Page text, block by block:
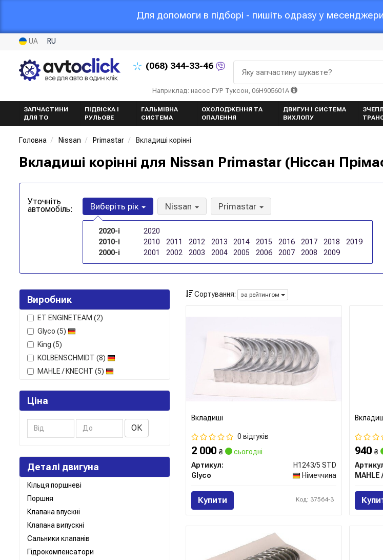
Для допомоги в підборі - пишіть одразу у
UA RU
(068) 344-33-46
Яку запчастину шукаєте?
Наприклад: насос ГУР Туксон, 06H905601A
ЗАПЧАСТИНИ
ДЛЯ ТО
ПІДВІСКА І
РУЛЬОВЕ
ГАЛЬМІВНА
СИСТЕМА
ОХОЛОДЖЕННЯ ТА
ОПАЛЕННЯ
ДВИГУН І СИСТЕМА
ВИХЛОПУ
Головна Nissan Primastar Вкладиші корінні
Вкладиші корінні для Nissan Primastar (Ніссан
Уточніть
автомобіль: Виберіть рік
2020-і
2020
2010-і
2010 2011 2012 2013 2014 2015 2016 2017 2018
2019
2000-і
2001 2002 2003 2004 2005 2006 2007 2008 2009
Nissan Primastar
Виробник
ET ENGINETEAM (2)
Glyco (5)
King (5)
KOLBENSCHMIDT (8)
MAHLE / KNECHT (5)
Ціна
ОК
Деталі двигуна
Кільця поршневі
Поршня
Клапана впускні
Клапана випускні
Сальники клапанів
Гідрокомпенсатори
Сортування: за рейтингом
Вкладиші
0 відгуків
2 000 ₴
сьогодні
Артикул:
H1243/5 STD
Glyco
Німеччина
Купити Код: 37564-3
940₴